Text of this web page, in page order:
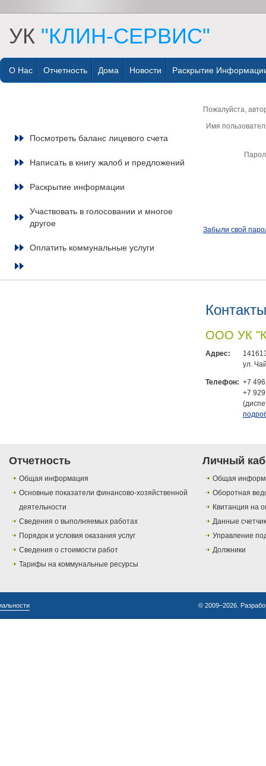
УК "КЛИН-СЕРВИС"
О Нас Отчетность Дома Новости Раскрытие
Посмотреть баланс лицевого счета
Написать в книгу жалоб и предложений
Раскрытие информации
Участвовать в голосовании и многое
другое
Оплатить коммунальные услуги
Пожалуйста,
Имя
Забыли свой
Контакты
ООО УК
Адрес:
ул.
Телефон: +7
+7
Отчетность
Общая информация
Основные показатели финансово-хозяйственной
деятельности
Сведения о выполняемых работах
Порядок и условия оказания услуг
Сведения о стоимости работ
Тарифы на коммунальные ресурсы
Личный
Общая
Оборотная
Квитанция на
Данные
Управление
Должники
© 2009–2026.